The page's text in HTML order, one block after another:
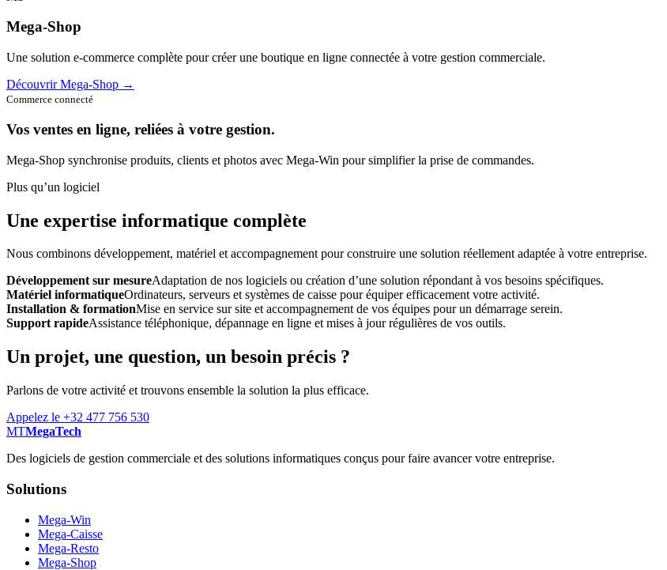
Mega-Shop
Une solution e-commerce complète pour créer une boutique en ligne connectée à votre gestion commerciale.
Découvrir Mega-Shop →
Commerce connecté
Vos ventes en ligne, reliées à votre gestion.
Mega-Shop synchronise produits, clients et photos avec Mega-Win pour simplifier la prise de commandes.
Plus qu’un logiciel
Une expertise informatique complète
Nous combinons développement, matériel et accompagnement pour construire une solution réellement adaptée à votre entreprise.
Développement sur mesureAdaptation de nos logiciels ou création d’une solution répondant à vos besoins spécifiques.
Matériel informatiqueOrdinateurs, serveurs et systèmes de caisse pour équiper efficacement votre activité.
Installation & formationMise en service sur site et accompagnement de vos équipes pour un démarrage serein.
Support rapideAssistance téléphonique, dépannage en ligne et mises à jour régulières de vos outils.
Un projet, une question, un besoin précis ?
Parlons de votre activité et trouvons ensemble la solution la plus efficace.
Appelez le +32 477 756 530
MTMegaTech
Des logiciels de gestion commerciale et des solutions informatiques conçus pour faire avancer votre entreprise.
Solutions
Mega-Win
Mega-Caisse
Mega-Resto
Mega-Shop